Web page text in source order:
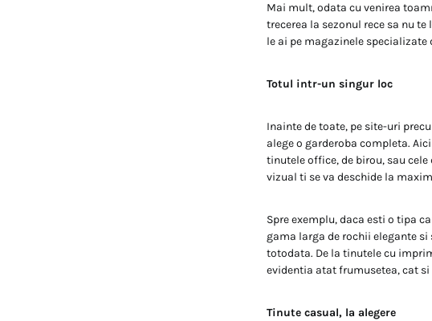
Mai mult, odata cu venirea
trecerea la sezonul rece sa nu
le ai pe magazinele specializate
Totul intr-un singur loc
Inainte de toate, pe site-uri
alege o garderoba completa.
tinutele office, de birou, sau
vizual ti se va deschide la
Spre exemplu, daca esti o tipa
gama larga de rochii elegante
totodata. De la tinutele cu
evidentia atat frumusetea, cat
Tinute casual, la alegere